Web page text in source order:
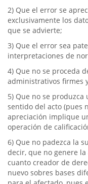
2) Que el error se
exclusivamente los
que se advierte;
3) Que el error sea
interpretaciones de
4) Que no se proceda
administrativos firmes
5) Que no se
sentido del acto (pues
apreciación implique
operación de
6) Que no padezca la
decir, que no genere
cuanto creador de
nuevo sobres bases